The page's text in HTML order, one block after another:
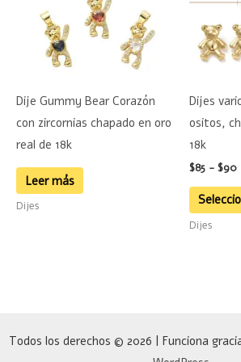
Dije Gummy Bear Corazón
con zircornias chapado en oro
real de 18k
Leer más
Dijes
Dijes
ositos,
18k
$85 - $90
Dijes
Todos los derechos © 2026 | Funciona